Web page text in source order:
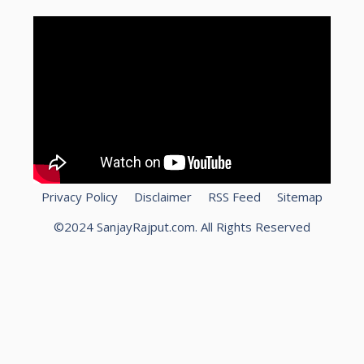
Privacy Policy Disclaimer RSS Feed
Sitemap
©2024 SanjayRajput.com. All Rights Reserved